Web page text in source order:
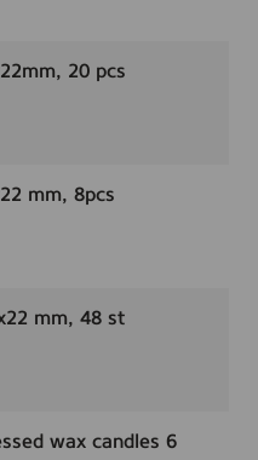
20 pcs
mm, 8pcs
mm, 48 st
wax candles 6